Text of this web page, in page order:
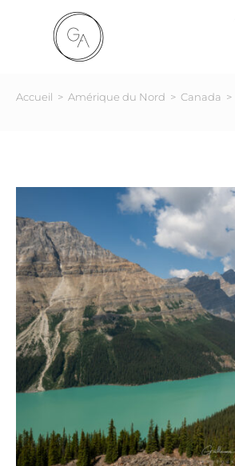
Accueil > Amérique du Nord > Canada >